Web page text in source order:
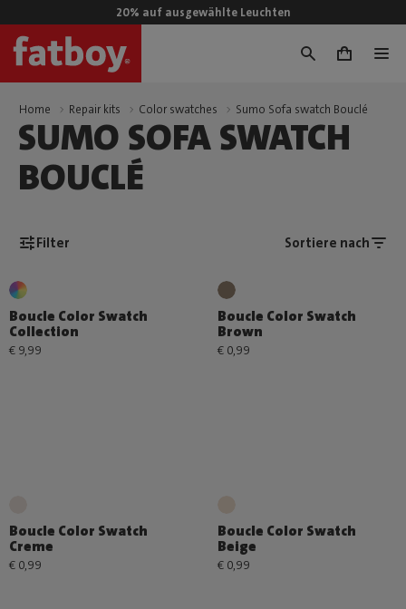
20% auf ausgewählte Leuchten
0
Home Repair kits Color swatches Sumo Sofa swatch Bouclé
SUMO SOFA SWATCH
BOUCLÉ
Filter Sortiere nach
Boucle Color Swatch
Collection
€ 9,99
Boucle Color Swatch
Brown
€ 0,99
Boucle Color Swatch
Creme
€ 0,99
Boucle Color Swatch
Beige
€ 0,99